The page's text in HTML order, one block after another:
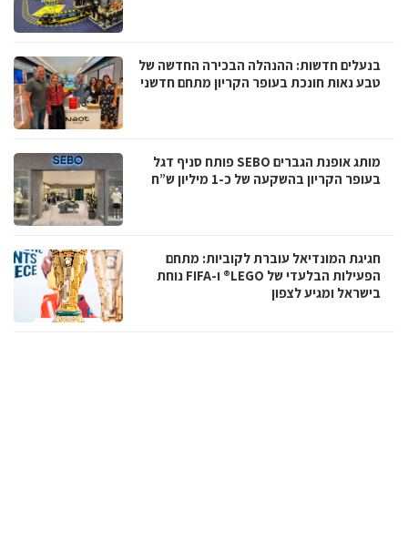
בנעלים חדשות: ההנהלה הבכירה החדשה של
טבע נאות חונכת בעופר הקריון מתחם חדשני
מותג אופנת הגברים SEBO פותח סניף דגל
בעופר הקריון בהשקעה של כ-1 מיליון ש”ח
חגיגת המונדיאל עוברת לקוביות: מתחם
הפעילות הבלעדי של LEGO® ו-FIFA נוחת
בישראל ומגיע לצפון